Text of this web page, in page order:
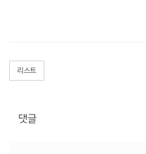
리스트
댓글